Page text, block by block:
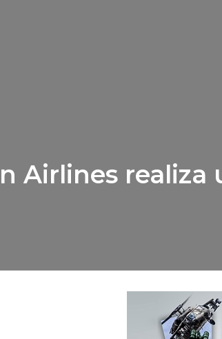
Airlines realiza